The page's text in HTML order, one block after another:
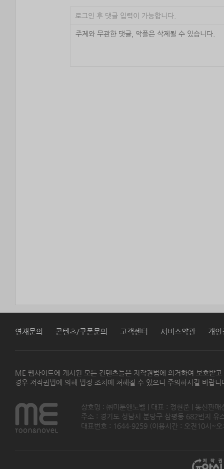
로그인 후 댓글 입력이 가능합니다.
연재문의 콘텐츠/쿠폰문의 고객센터 서비스약관 개인
ME 웹사이트에 게시된 모든 컨텐츠들은 저작권법에 의거하여 보호받
경우 저작권법에 의해 법정 조치에 처해질 수 있으니 주의하시길 바랍니
상호명 : ㈜미툰앤노벨 | 대표 : 정현준 | 통신판
주소 : 경기도 성남시 분당구 삼평동 682번지
대표번호 : 1644-9259 (이용시간 : 오전10시~